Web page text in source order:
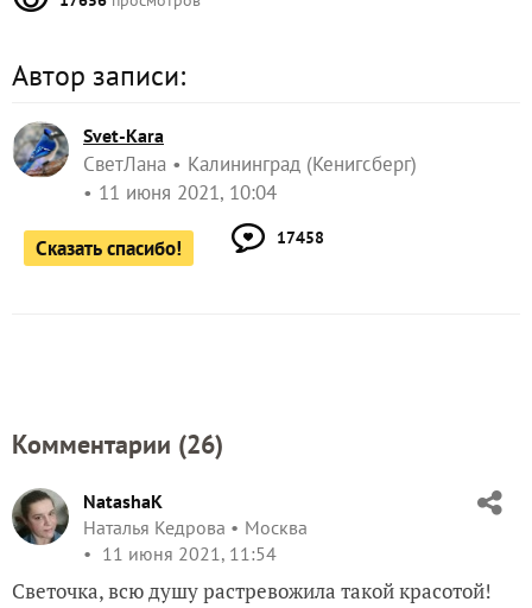
Автор записи:
Svet-Kara
СветЛана
Калининград (Кенигсберг)
11 июня 2021, 10:04
Сказать спасибо! 17458
Комментарии (26)
NatashaK
Наталья Кедрова
Москва
11 июня 2021, 11:54
Светочка, всю душу растревожила такой красотой!